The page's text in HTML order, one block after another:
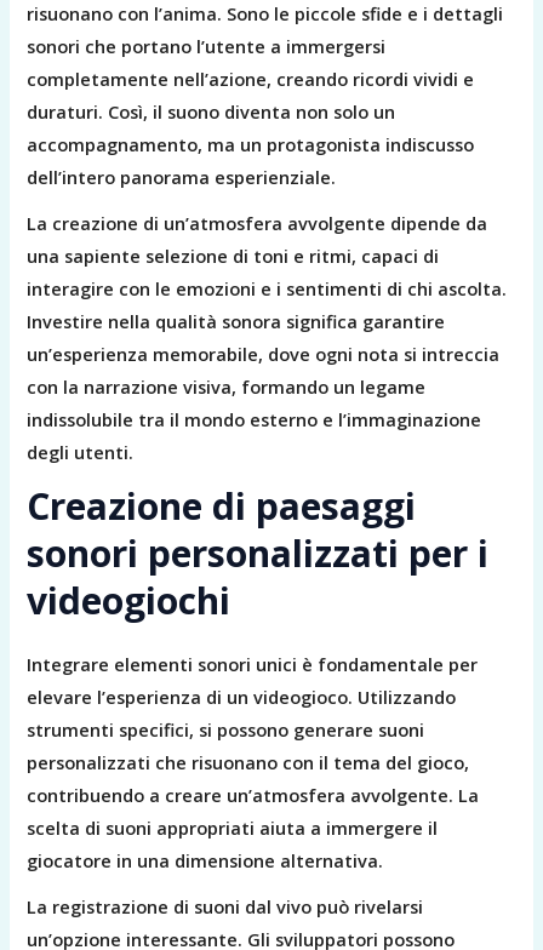
risuonano con l’anima. Sono le piccole sfide e i dettagli
sonori che portano l’utente a immergersi
completamente nell’azione, creando ricordi vividi e
duraturi. Così, il suono diventa non solo un
accompagnamento, ma un protagonista indiscusso
dell’intero panorama esperienziale.
La creazione di un’atmosfera avvolgente dipende da
una sapiente selezione di toni e ritmi, capaci di
interagire con le emozioni e i sentimenti di chi ascolta.
Investire nella qualità sonora significa garantire
un’esperienza memorabile, dove ogni nota si intreccia
con la narrazione visiva, formando un legame
indissolubile tra il mondo esterno e l’immaginazione
degli utenti.
Creazione di paesaggi
sonori personalizzati per i
videogiochi
Integrare elementi sonori unici è fondamentale per
elevare l’esperienza di un videogioco. Utilizzando
strumenti specifici, si possono generare suoni
personalizzati che risuonano con il tema del gioco,
contribuendo a creare un’atmosfera avvolgente. La
scelta di suoni appropriati aiuta a immergere il
giocatore in una dimensione alternativa.
La registrazione di suoni dal vivo può rivelarsi
un’opzione interessante. Gli sviluppatori possono